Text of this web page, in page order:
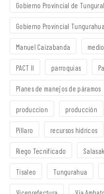
Gobierno Provincial de
Gobierno Provincial Tungurahua
Manuel Caizabanda
PACT II parroquias
Planes de manejos de páramos
produccion producción
Píllaro recursos hídricos
Riego Tecnificado
Tisaleo Tungurahua